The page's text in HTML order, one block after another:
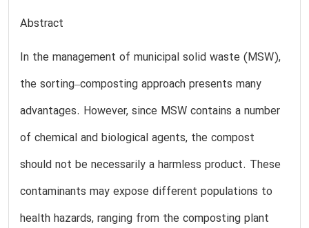
Abstract
In the management of municipal solid waste (MSW),
the sorting–composting approach presents many
advantages. However, since MSW contains a number
of chemical and biological agents, the compost
should not be necessarily a harmless product. These
contaminants may expose different populations to
health hazards, ranging from the composting plant